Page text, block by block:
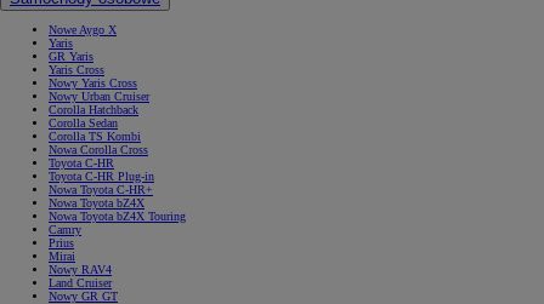
Nowe Aygo X
Yaris
GR Yaris
Yaris Cross
Nowy Yaris Cross
Nowy Urban Cruiser
Corolla Hatchback
Corolla Sedan
Corolla TS Kombi
Nowa Corolla Cross
Toyota C-HR
Toyota C-HR Plug-in
Nowa Toyota C-HR+
Nowa Toyota bZ4X
Nowa Toyota bZ4X Touring
Camry
Prius
Mirai
Nowy RAV4
Land Cruiser
Nowy GR GT